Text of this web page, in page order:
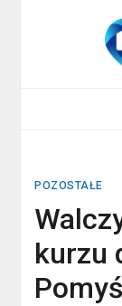
POZOSTAŁE
kurzu